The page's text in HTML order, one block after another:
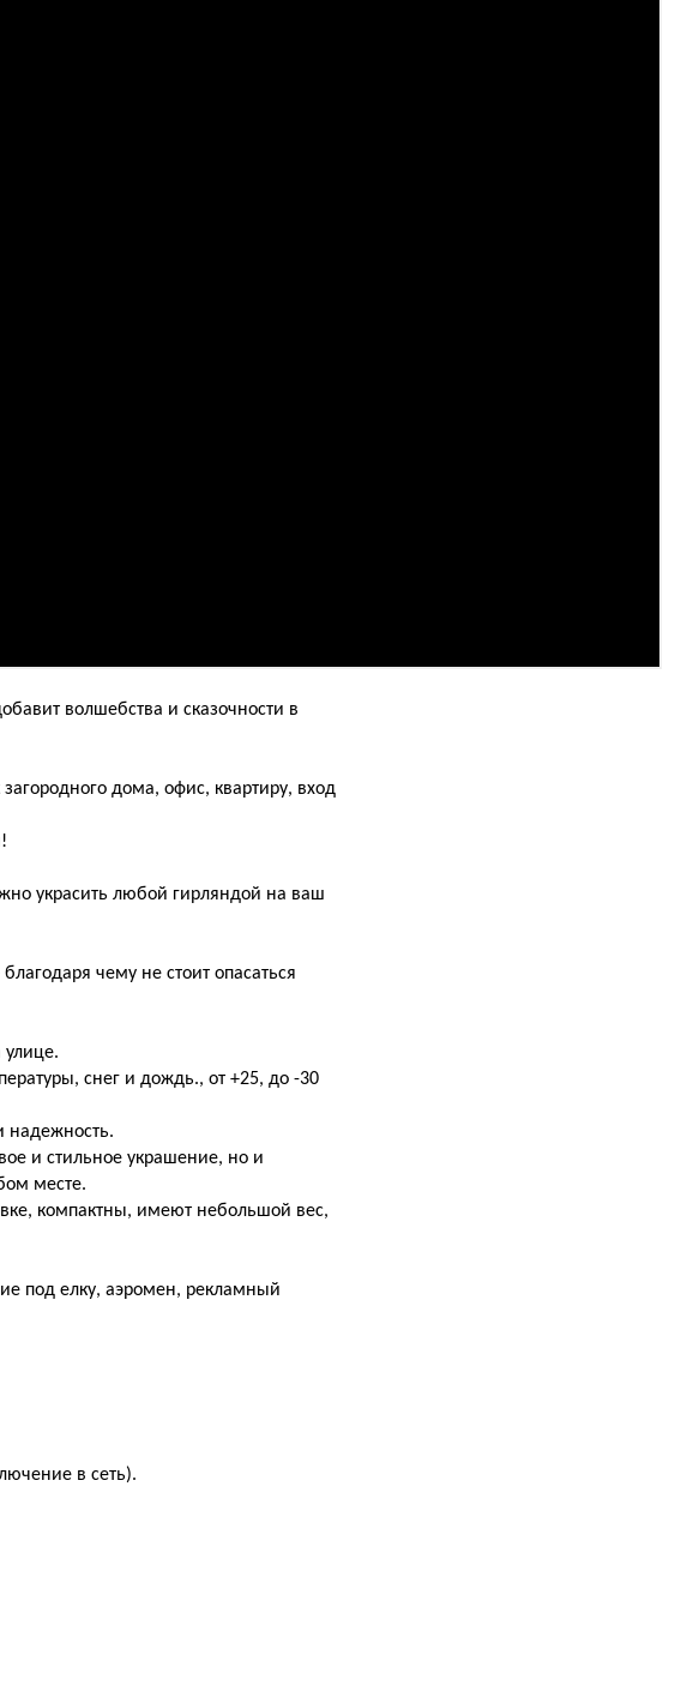
волшебства и сказочности в
дома, офис, квартиру, вход
украсить любой гирляндой на ваш
чему не стоит опасаться
улице.
снег и дождь., от +25, до -30
надежность.
и стильное украшение, но и
месте.
компактны, имеют небольшой вес,
под елку, аэромен, рекламный
в сеть).